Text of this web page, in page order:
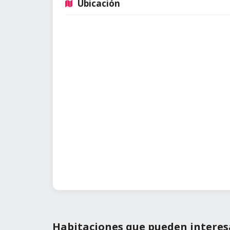
Ubicación
Habitaciones que pueden